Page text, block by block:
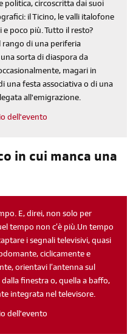
politica, circoscritta dai suoi
il Ticino, le valli italofone
e poco più. Tutto il resto?
rango di una periferia
sorta di diaspora da
magari in
una festa associativa o di una
all'emigrazione.
dell'evento
in cui manca una
E, direi, non solo per
tempo non c’è più.Un tempo
i segnali televisivi, quasi
ciclicamente e
orientavi l’antenna sul
finestra o, quella a baffo,
integrata nel televisore.
dell'evento